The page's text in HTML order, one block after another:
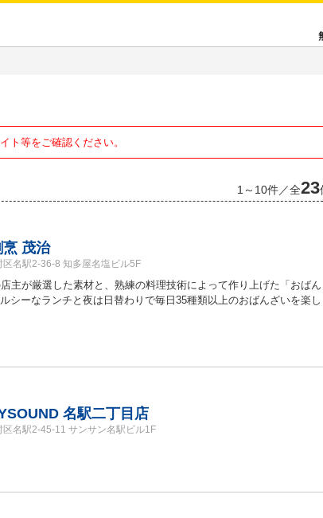
ト等をご確認ください。
1～10件／全23
茂治
名駅2-36-8 知多屋名塩ビル5F
主が厳選した素材と、熟練の料理技術によって作り上げた「おばん
シーなランチと夜は日替わりで毎日35種類以上のおばんざいを楽し
名駅二丁目店
名駅2-45-11 サンサン名駅ビル1F